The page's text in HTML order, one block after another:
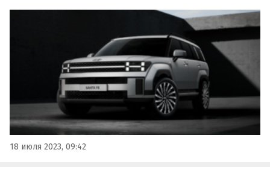
18 июля 2023, 09:42